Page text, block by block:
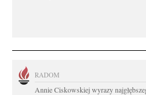
RADOM
Annie Ciskowskiej wyrazy